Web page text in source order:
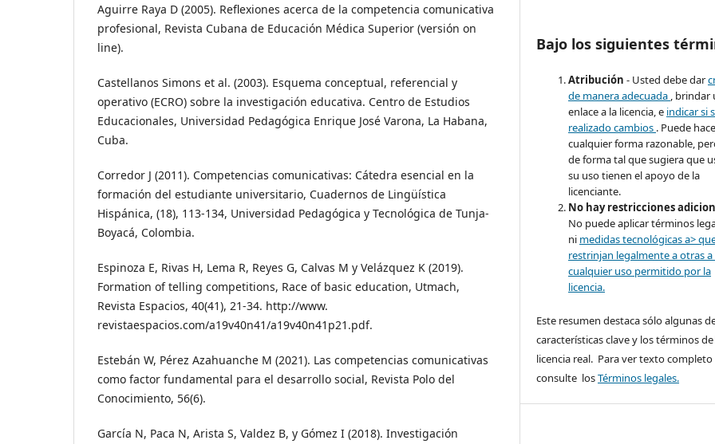
Aguirre Raya D (2005). Reflexiones acerca de la competencia comunicativa
profesional, Revista Cubana de Educación Médica Superior (versión on
line).
Castellanos Simons et al. (2003). Esquema conceptual, referencial y
operativo (ECRO) sobre la investigación educativa. Centro de Estudios
Educacionales, Universidad Pedagógica Enrique José Varona, La Habana,
Cuba.
Corredor J (2011). Competencias comunicativas: Cátedra esencial en la
formación del estudiante universitario, Cuadernos de Lingüística
Hispánica, (18), 113-134, Universidad Pedagógica y Tecnológica de Tunja-
Boyacá, Colombia.
Espinoza E, Rivas H, Lema R, Reyes G, Calvas M y Velázquez K (2019).
Formation of telling competitions, Race of basic education, Utmach,
Revista Espacios, 40(41), 21-34. http://www.
revistaespacios.com/a19v40n41/a19v40n41p21.pdf.
Estebán W, Pérez Azahuanche M (2021). Las competencias comunicativas
como factor fundamental para el desarrollo social, Revista Polo del
Conocimiento, 56(6).
García N, Paca N, Arista S, Valdez B, y Gómez I (2018). Investigación
Bajo los siguientes
Atribución- Usted debe dar
de manera adecuada , brindar
enlace a la licencia, e indicar si
realizado cambios . Puede
cualquier forma razonable,
de forma tal que sugiera que
su uso tienen el apoyo de la
licenciante.
No hay restricciones
No puede aplicar términos
ni medidas tecnológicas a>
restrinjan legalmente a otras a
cualquier uso permitido por la
licencia.
Este resumen destaca sólo algunas
características clave y los términos
licencia real. Para ver texto completo
consulte losTérminos legales.